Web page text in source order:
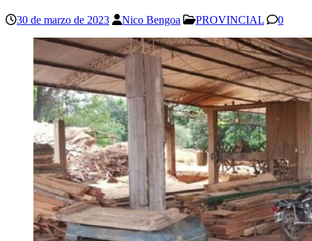
30 de marzo de 2023 Nico Bengoa PROVINCIAL 0